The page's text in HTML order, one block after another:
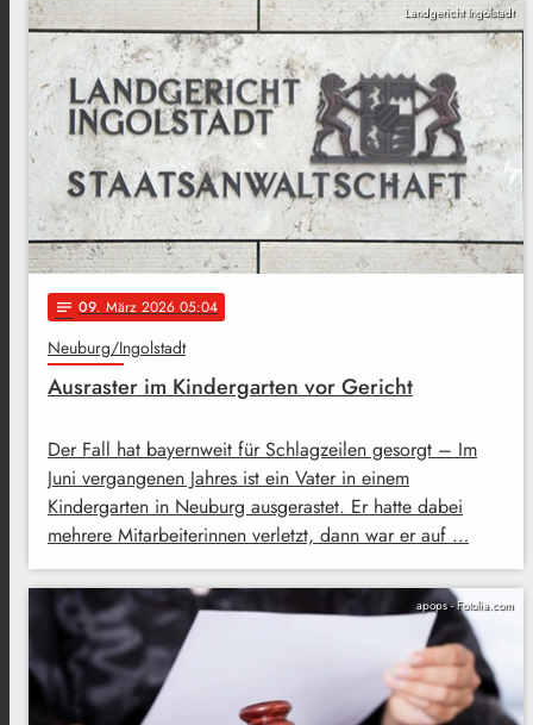
Landgericht Ingolstadt
notes 09. März 2026 05:04
Neuburg/Ingolstadt
Ausraster im Kindergarten vor Gericht
Der Fall hat bayernweit für Schlagzeilen gesorgt – Im
Juni vergangenen Jahres ist ein Vater in einem
Kindergarten in Neuburg ausgerastet. Er hatte dabei
mehrere Mitarbeiterinnen verletzt, dann war er auf …
apops - Fotolia.com